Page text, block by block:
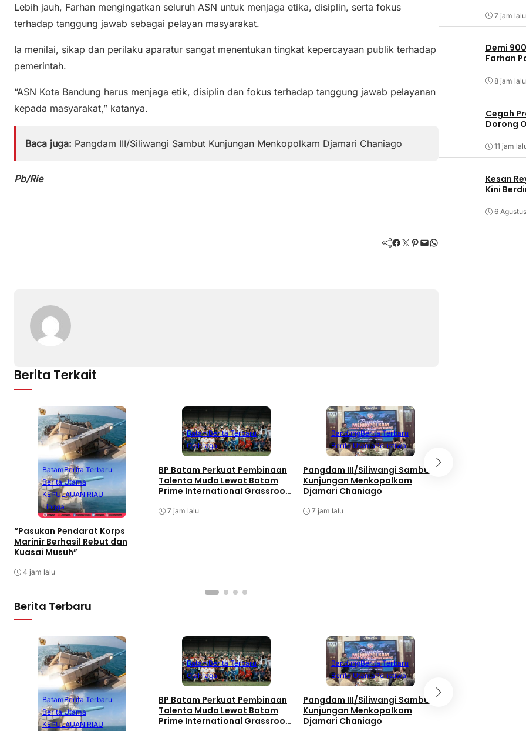
Lebih jauh, Farhan mengingatkan seluruh ASN untuk menjaga etika, disiplin, serta fokus
terhadap tanggung jawab sebagai pelayan masyarakat.
Ia menilai, sikap dan perilaku aparatur sangat menentukan tingkat kepercayaan publik terhadap
pemerintah.
“ASN Kota Bandung harus menjaga etik, disiplin dan fokus terhadap tanggung jawab pelayanan
kepada masyarakat,” katanya.
Baca juga: Pangdam III/Siliwangi Sambut Kunjungan Menkopolkam Djamari Chaniago
Pb/Rie
Facebook Twitter Pinterest Mail WhatsApp
Berita Terkait
BatamBerita Terbaru
Berita Utama
KEPULAUAN RIAU
Lingga
“Pasukan Pendarat Korps
Marinir Berhasil Rebut dan
Kuasai Musuh”
4 jam lalu
BatamBerita Terbaru
Olahraga
BP Batam Perkuat Pembinaan
Talenta Muda Lewat Batam
Prime International Grassroot
7 jam lalu
BandungBerita Terbaru
Berita UtamaPeristiwa
Pangdam III/Siliwangi Sambut
Kunjungan Menkopolkam
Djamari Chaniago
7 jam lalu
Berita Terbaru
BatamBerita Terbaru
Berita Utama
KEPULAUAN RIAU
BatamBerita Terbaru
Olahraga
BP Batam Perkuat Pembinaan
Talenta Muda Lewat Batam
Prime International Grassroot
BandungBerita Terbaru
Berita UtamaPeristiwa
Pangdam III/Siliwangi Sambut
Kunjungan Menkopolkam
Djamari Chaniago
7 jam lalu
Demi
Farhan
8 jam lalu
Cegah
Dorong
11 jam
Kesan
Kini
6